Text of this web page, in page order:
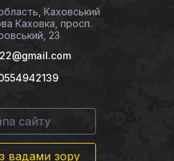
Каховський
Каховка, просп.
23
сайту
вадами зору